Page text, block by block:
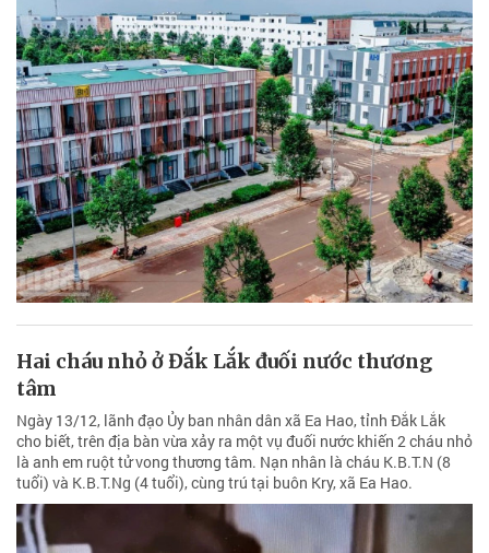
Hai cháu nhỏ ở Đắk Lắk đuối nước thương
tâm
Ngày 13/12, lãnh đạo Ủy ban nhân dân xã Ea Hao, tỉnh Đắk Lắk
cho biết, trên địa bàn vừa xảy ra một vụ đuối nước khiến 2 cháu nhỏ
là anh em ruột tử vong thương tâm. Nạn nhân là cháu K.B.T.N (8
tuổi) và K.B.T.Ng (4 tuổi), cùng trú tại buôn Kry, xã Ea Hao.